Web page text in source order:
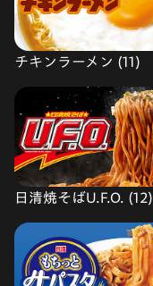
チキンラーメン (11)
日清焼そばU.F.O. (12)